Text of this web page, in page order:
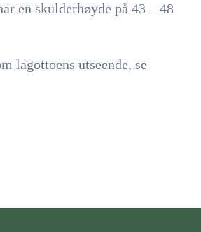
en skulderhøyde på 43 – 48
lagottoens utseende, se